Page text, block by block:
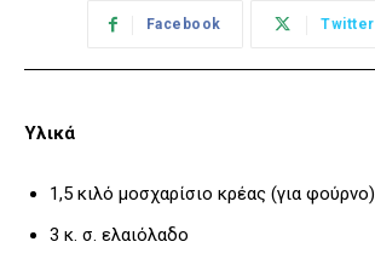
Facebook Twitter
Υλικά
1,5 κιλό μοσχαρίσιο κρέας (για φούρνο)
3 κ. σ. ελαιόλαδο